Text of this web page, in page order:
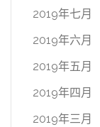
2019年七月
2019年六月
2019年五月
2019年四月
2019年三月